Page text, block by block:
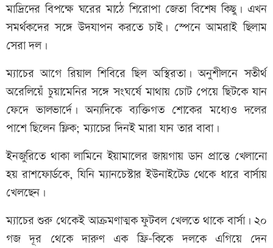
মাদ্রিদের বিপক্ষে ঘরের মাঠে শিরোপা জেতা বিশেষ কিছু। এখন
সমর্থকদের সঙ্গে উদযাপন করতে চাই। স্পেনে আমরাই ছিলাম
সেরা দল।
ম্যাচের আগে রিয়াল শিবিরে ছিল অস্থিরতা। অনুশীলনে সতীর্থ
অরেলিয়েঁ চুয়ামেনির সঙ্গে সংঘর্ষে মাথায় চোট পেয়ে ছিটকে যান
ফেদে ভালভার্দে। অন্যদিকে ব্যক্তিগত শোকের মধ্যেও দলের
পাশে ছিলেন ফ্লিক; ম্যাচের দিনই মারা যান তার বাবা।
ইনজুরিতে থাকা লামিনে ইয়ামালের জায়গায় ডান প্রান্তে খেলানো
হয় রাশফোর্ডকে, যিনি ম্যানচেস্টার ইউনাইটেড থেকে ধারে বার্সায়
খেলছেন।
ম্যাচের শুরু থেকেই আক্রমণাত্মক ফুটবল খেলতে থাকে বার্সা। ২০
গজ দূর থেকে দারুণ এক ফ্রি-কিকে দলকে এগিয়ে দেন